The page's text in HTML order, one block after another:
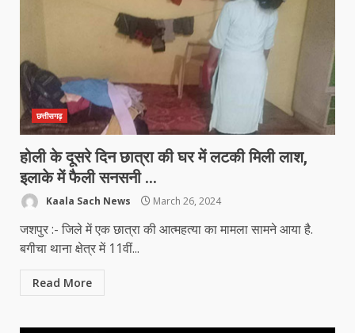
छत्तीसगढ़
होली के दूसरे दिन छात्रा की घर में लटकी मिली लाश,
इलाके में फैली सनसनी …
Kaala Sach News March 26, 2024
जशपुर :- जिले में एक छात्रा की आत्महत्या का मामला सामने आया है.
बगीचा थाना क्षेत्र में 11वीं...
Read More